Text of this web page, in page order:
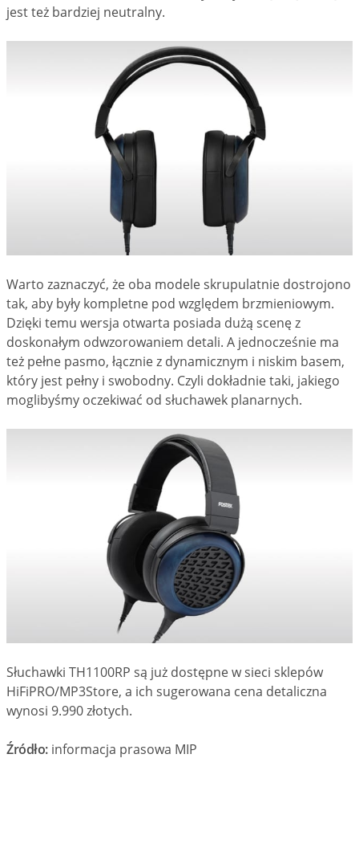
jest też bardziej neutralny.
Warto zaznaczyć, że oba modele skrupulatnie dostrojono
tak, aby były kompletne pod względem brzmieniowym.
Dzięki temu wersja otwarta posiada dużą scenę z
doskonałym odwzorowaniem detali. A jednocześnie ma
też pełne pasmo, łącznie z dynamicznym i niskim basem,
który jest pełny i swobodny. Czyli dokładnie taki, jakiego
moglibyśmy oczekiwać od słuchawek planarnych.
Słuchawki TH1100RP są już dostępne w sieci sklepów
HiFiPRO/MP3Store, a ich sugerowana cena detaliczna
wynosi 9.990 złotych.
Źródło:informacja prasowa MIP